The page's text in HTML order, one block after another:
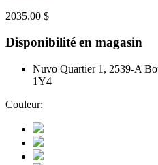
2035.00 $
Disponibilité en magasin
Nuvo Quartier 1, 2539-A
1Y4
Couleur: